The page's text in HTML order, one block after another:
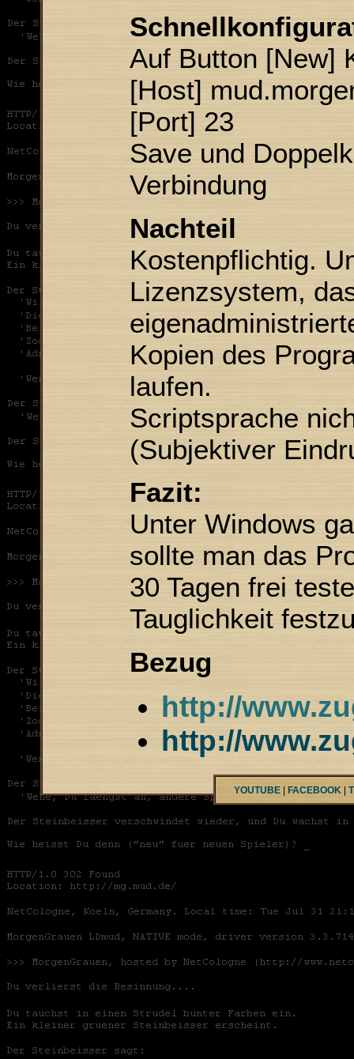
Auf Button [New]
[Host]
[Port] 23
Save und
Verbindung
Nachteil
Kostenpflichtig.
Lizenzsystem,
Kopien des
laufen.
Scriptsprache
(Subjektiver
Fazit:
Unter Windows
sollte man das
30 Tagen frei
Tauglichkeit
Bezug
http://
http://
YOUTUBE FACEBOOK